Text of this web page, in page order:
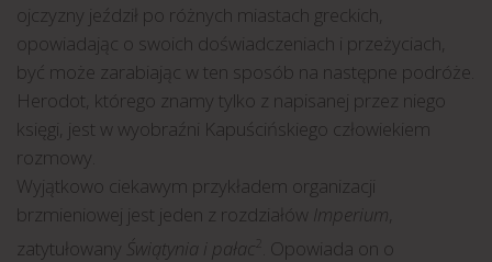
ojczyzny jeździł po różnych miastach greckich,
opowiadając o swoich doświadczeniach i przeżyciach,
być może zarabiając w ten sposób na następne podróże.
Herodot, którego znamy tylko z napisanej przez niego
księgi, jest w wyobraźni Kapuścińskiego człowiekiem
rozmowy.
Wyjątkowo ciekawym przykładem organizacji
brzmieniowej jest jeden z rozdziałów Imperium
zatytułowany Świątynia i pałac
. Opowiada on o